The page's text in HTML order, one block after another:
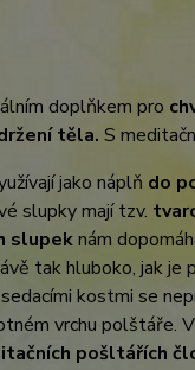
doplňkem pro
těla. S
jako náplň do
slupky mají tzv.
slupeknám
tak hluboko, jak
kostmi se
vrchu polštáře.
pošltářích